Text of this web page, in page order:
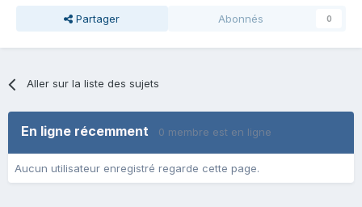
Partager Abonnés 0
Aller sur la liste des sujets
En ligne récemment 0 membre est en ligne
Aucun utilisateur enregistré regarde cette page.